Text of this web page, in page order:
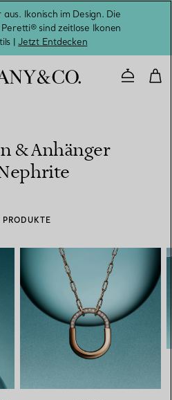
Ikonisch im Design. Die
sind zeitlose Ikonen
|Jetzt Entdecken
& Anhänger